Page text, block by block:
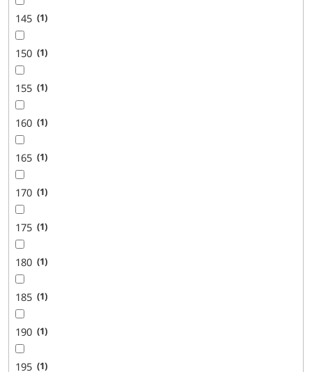
145 1
150 1
155 1
160 1
165 1
170 1
175 1
180 1
185 1
190 1
195 1